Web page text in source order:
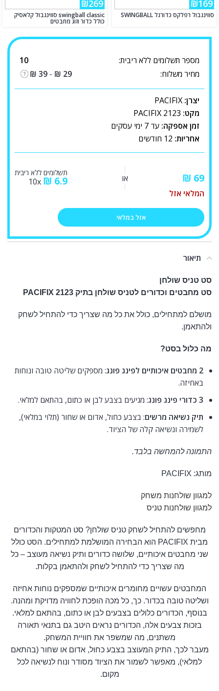
₪169
סווינגבול רפלקס כדורגל SWINGBALL
₪269
swingball classic סווינגבול קלאסיק
כולל כדור וזוג מחבטים
מספר תשלומים ללא ריבית:
10
מחיר משלוח:
₪ 29
-
₪ 39
יצרן: PACIFIX
מקט: PACIFIX 2123
זמן אספקה: עד 7 ימי עסקים
אחריות: 12 חודשים
₪ או
תשלומים ללא ריבית
₪ 6.9
המלאי אזל
אזל במלאי
תיאור
סט טניס שולחן
סט מחבטים וכדורים לטניס שולחן בתיק PACIFIX 2123
מושלם למתחילים, כולל את כל מה שצריך כדי להתחיל לשחק
ולהתאמן.
מה כלול בסט?
2 מחבטים איכותיים לפינג פונג
: מספקים שליטה טובה ונוחות
באחיזה.
3 כדורי פינג פונג
: מגיעים בצבע לבן או כתום, בהתאם למלאי.
תיק נשיאה מרשים: בצבע כחול, אדום או שחור (תלוי במלאי),
לשמירה ונשיאה קלה של הציוד.
התמונה להמחשה בלבד.
מותג: PACIFIX
למגוון שולחנות משחק
למגוון שולחנות טניס
מחפשים להתחיל לשחק טניס שולחן? סט המטקות והכדורים
מבית PACIFIX הוא הבחירה המושלמת למתחילים. הסט כולל
שני מחבטים איכותיים, שלושה כדורים ותיק נשיאה מעוצב – כל
מה שצריך כדי להתחיל לשחק ולהתאמן בקלות.
המחבטים עשויים מחומרים איכותיים שמספקים נוחות אחיזה
ושליטה טובה בכדור. כך, כל מכה הופכת לחוויה מדויקת ומהנה.
בנוסף, הכדורים כלולים בצבעים לבן או כתום, בהתאם למלאי.
בזכות צבעים אלה, הכדורים נראים היטב גם בתנאי תאורה
משתנים, מה שמשפר את חוויית המשחק.
מעבר לכך, התיק המעוצב בצבע כחול, אדום או שחור (בהתאם
למלאי), מאפשר לשמור את הציוד מסודר ונוח לנשיאה לכל
מקום.